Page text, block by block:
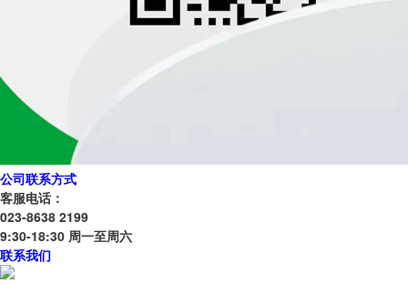
公司联系方式
客服电话：
023-8638 2199
9:30-18:30 周一至周六
联系我们